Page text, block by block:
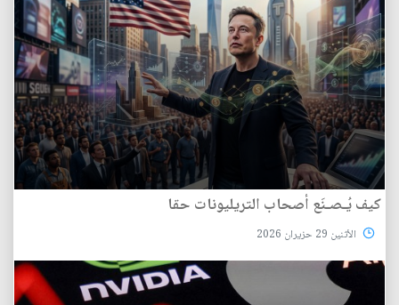
كيف يُـصـنَع أصحاب التريليونات حقا
الأثنين 29 حزيران 2026